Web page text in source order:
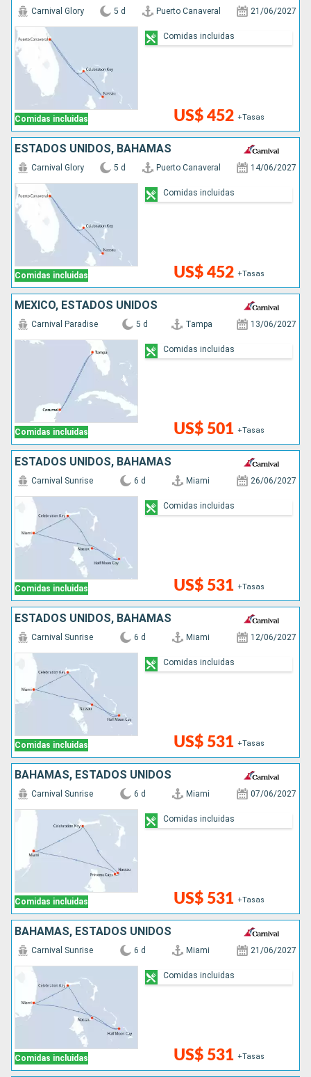
Comidas incluidas
Carnival Glory 5 d Puerto Canaveral 21/06/2027
US$ 452 +Tasas
Comidas incluidas
ESTADOS UNIDOS, BAHAMAS
Comidas incluidas
Carnival Glory 5 d Puerto Canaveral 14/06/2027
US$ 452 +Tasas
Comidas incluidas
MÉXICO, ESTADOS UNIDOS
Comidas incluidas
Carnival Paradise 5 d Tampa 13/06/2027
US$ 501 +Tasas
Comidas incluidas
ESTADOS UNIDOS, BAHAMAS
Comidas incluidas
Carnival Sunrise 6 d Miami 26/06/2027
US$ 531 +Tasas
Comidas incluidas
ESTADOS UNIDOS, BAHAMAS
Comidas incluidas
Carnival Sunrise 6 d Miami 12/06/2027
US$ 531 +Tasas
Comidas incluidas
BAHAMAS, ESTADOS UNIDOS
Comidas incluidas
Carnival Sunrise 6 d Miami 07/06/2027
US$ 531 +Tasas
Comidas incluidas
BAHAMAS, ESTADOS UNIDOS
Comidas incluidas
Carnival Sunrise 6 d Miami 21/06/2027
US$ 531 +Tasas
Comidas incluidas